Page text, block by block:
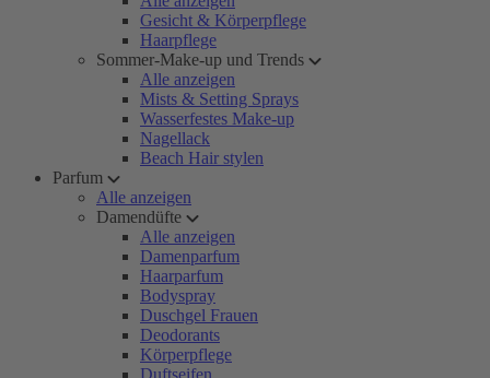
Gesicht & Körperpflege
Haarpflege
Sommer-Make-up und Trends
Alle anzeigen
Mists & Setting Sprays
Wasserfestes Make-up
Nagellack
Beach Hair stylen
Parfum
Alle anzeigen
Damendüfte
Alle anzeigen
Damenparfum
Haarparfum
Bodyspray
Duschgel Frauen
Deodorants
Körperpflege
Duftseifen